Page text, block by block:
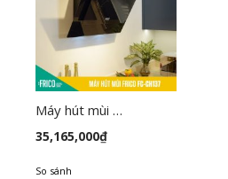
Máy hút mùi FC-CH137
35,165,000₫
So sánh